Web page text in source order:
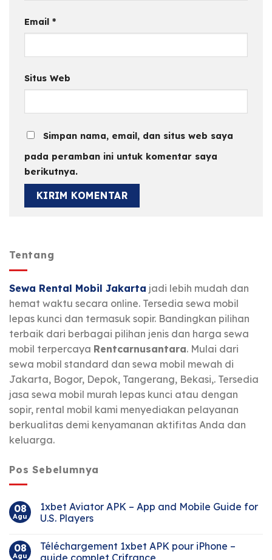
Email *
Situs Web
Simpan nama, email, dan situs web saya
pada peramban ini untuk komentar saya
berikutnya.
Tentang
Sewa Rental Mobil Jakarta jadi lebih mudah dan
hemat waktu secara online. Tersedia sewa mobil
lepas kunci dan termasuk sopir. Bandingkan pilihan
terbaik dari berbagai pilihan jenis dan harga sewa
mobil terpercaya Rentcarnusantara. Mulai dari
sewa mobil standard dan sewa mobil mewah di
Jakarta, Bogor, Depok, Tangerang, Bekasi,. Tersedia
jasa sewa mobil murah lepas kunci atau dengan
sopir, rental mobil kami menyediakan pelayanan
berkualitas demi kenyamanan aktifitas Anda dan
keluarga.
Pos Sebelumnya
08
Agu
1xbet Aviator APK – App and Mobile Guide for
U.S. Players
08
Agu
Téléchargement 1xbet APK pour iPhone –